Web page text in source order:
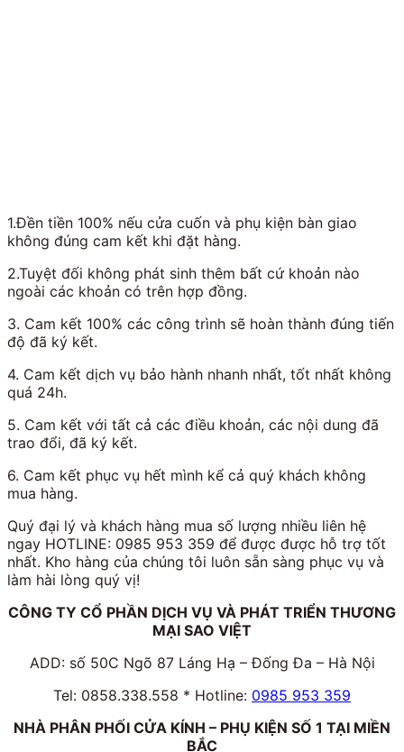
1.Đền tiền 100% nếu cửa cuốn và phụ kiện bàn giao
không đúng cam kết khi đặt hàng.
2.Tuyệt đối không phát sinh thêm bất cứ khoản nào
ngoài các khoản có trên hợp đồng.
3. Cam kết 100% các công trình sẽ hoàn thành đúng tiến
độ đã ký kết.
4. Cam kết dịch vụ bảo hành nhanh nhất, tốt nhất không
quá 24h.
5. Cam kết với tất cả các điều khoản, các nội dung đã
trao đổi, đã ký kết.
6. Cam kết phục vụ hết mình kể cả quý khách không
mua hàng.
Quý đại lý và khách hàng mua số lượng nhiều liên hệ
ngay HOTLINE: 0985 953 359 để được được hỗ trợ tốt
nhất. Kho hàng của chúng tôi luôn sẵn sàng phục vụ và
làm hài lòng quý vị!
CÔNG TY CỔ PHẦN DỊCH VỤ VÀ PHÁT TRIỂN THƯƠNG
MẠI SAO VIỆT
ADD: số 50C Ngõ 87 Láng Hạ – Đống Đa – Hà Nội
Tel: 0858.338.558 * Hotline: 0985 953 359
NHÀ PHÂN PHỐI CỬA KÍNH – PHỤ KIỆN SỐ 1 TẠI MIỀN
BẮC